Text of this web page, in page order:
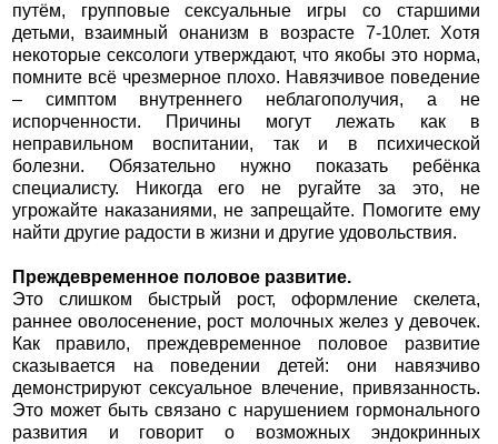
путём, групповые сексуальные игры со старшими
детьми, взаимный онанизм в возрасте 7-10лет. Хотя
некоторые сексологи утверждают, что якобы это норма,
помните всё чрезмерное плохо. Навязчивое поведение
– симптом внутреннего неблагополучия, а не
испорченности. Причины могут лежать как в
неправильном воспитании, так и в психической
болезни. Обязательно нужно показать ребёнка
специалисту. Никогда его не ругайте за это, не
угрожайте наказаниями, не запрещайте. Помогите ему
найти другие радости в жизни и другие удовольствия.
Преждевременное половое развитие.
Это слишком быстрый рост, оформление скелета,
раннее оволосенение, рост молочных желез у девочек.
Как правило, преждевременное половое развитие
сказывается на поведении детей: они навязчиво
демонстрируют сексуальное влечение, привязанность.
Это может быть связано с нарушением гормонального
развития и говорит о возможных эндокринных